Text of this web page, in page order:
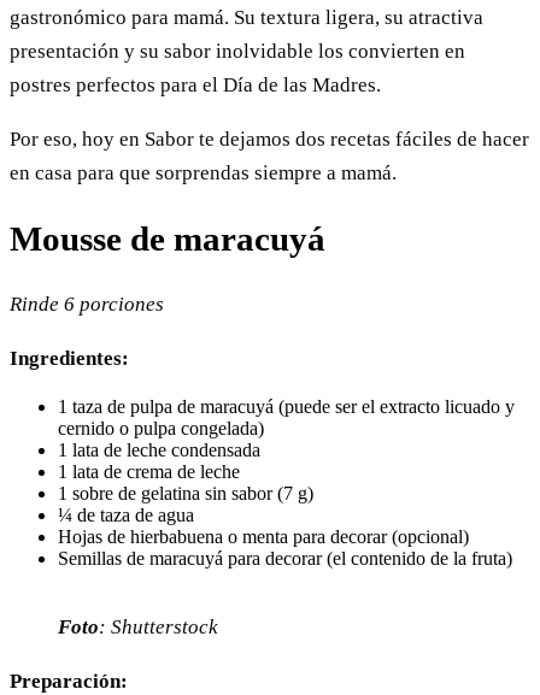
gastronómico para mamá. Su textura ligera, su atractiva
presentación y su sabor inolvidable los convierten en
postres perfectos para el Día de las Madres.
Por eso, hoy en Sabor te dejamos dos recetas fáciles de hacer
en casa para que sorprendas siempre a mamá.
Mousse de maracuyá
Rinde 6 porciones
Ingredientes:
1 taza de pulpa de maracuyá (puede ser el extracto licuado y
cernido o pulpa congelada)
1 lata de leche condensada
1 lata de crema de leche
1 sobre de gelatina sin sabor (7 g)
¼ de taza de agua
Hojas de hierbabuena o menta para decorar (opcional)
Semillas de maracuyá para decorar (el contenido de la fruta)
Foto: Shutterstock
Preparación: